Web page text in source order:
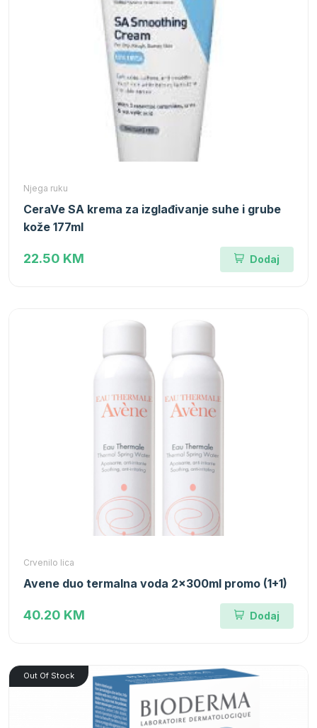
Njega ruku
CeraVe SA krema za izglađivanje suhe i grube
kože 177ml
22.50 KM Dodaj
Crvenilo lica
Avene duo termalna voda 2x300ml promo (1+1)
40.20 KM Dodaj
Out Of Stock